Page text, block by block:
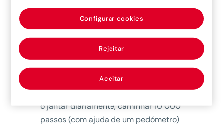
A prática regular de exercício físico
não só ajuda a baixar o mau colesterol
(LDL), como também a aumentar o
“bom” colesterol (HDL) até 10%.
Especialistas recomendam diferentes
estratégias: caminhar 45 minutos após
o jantar diariamente, caminhar 10 000
passos (com ajuda de um pedómetro)
Rejeitar
Aceitar
Configurar cookies